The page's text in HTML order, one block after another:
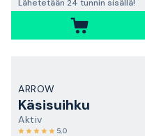
Lähetetään 24 tunnin sisällä!
ARROW
Käsisuihku
Aktiv
5,0